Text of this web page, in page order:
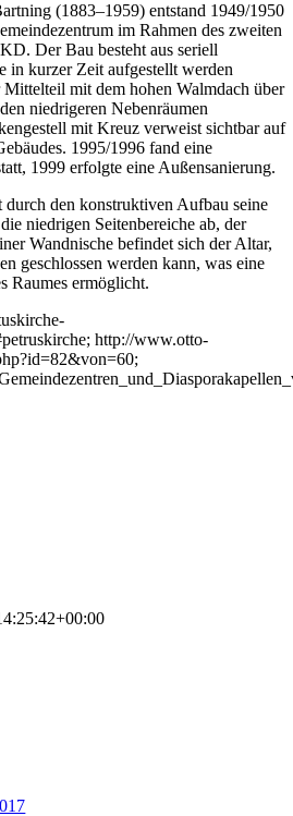
(1883–1959) entstand 1949/1950
im Rahmen des zweiten
Der Bau besteht aus seriell
in kurzer Zeit aufgestellt werden
mit dem hohen Walmdach über
niedrigeren Nebenräumen
mit Kreuz verweist sichtbar auf
1995/1996 fand eine
1999 erfolgte eine Außensanierung.
den konstruktiven Aufbau seine
niedrigen Seitenbereiche ab, der
Wandnische befindet sich der Altar,
geschlossen werden kann, was eine
Raumes ermöglicht.
http://www.otto-